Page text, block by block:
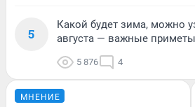
5
Какой будет зима, можно
августа — важные приметы
5 876 4
МНЕНИЕ